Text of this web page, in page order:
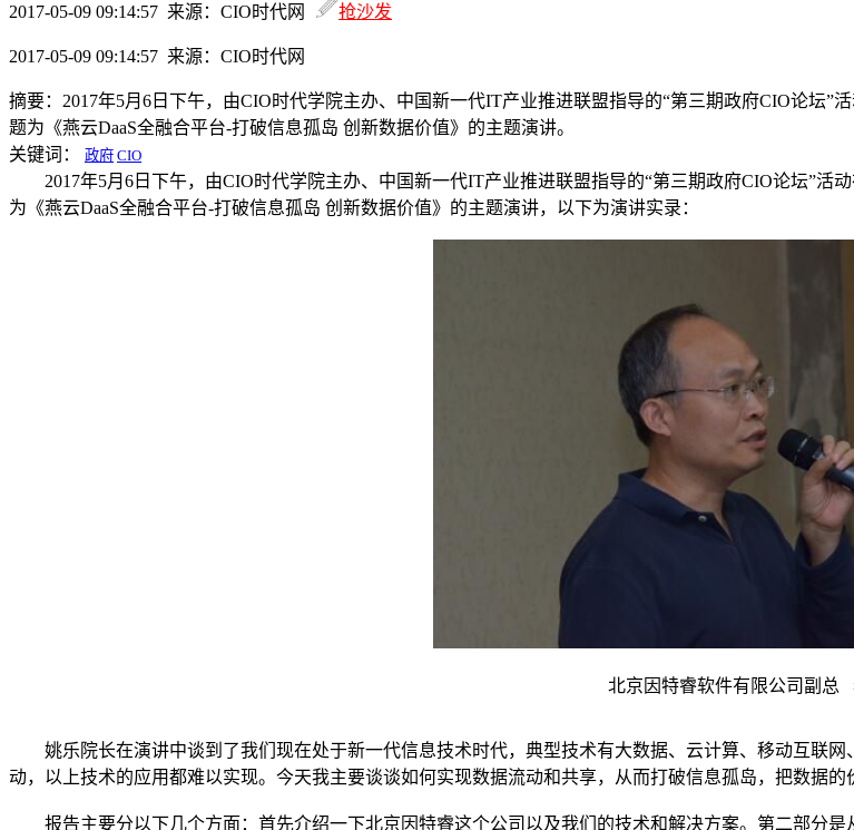
2017-05-09 09:14:57 来源：CIO时代网 抢沙发
2017-05-09 09:14:57 来源：CIO时代网
摘要： 2017年5月6日下午，由CIO时代学院主办、中国新一代IT产业推进联盟指导的“第三期政府CIO论坛
题为《燕云DaaS全融合平台-打破信息孤岛 创新数据价值》的主题演讲。
关键词：
政府 CIO
2017年5月6日下午，由CIO时代学院主办、中国新一代IT产业推进联盟指导的“第三期政府CIO论坛”活
为《燕云DaaS全融合平台-打破信息孤岛 创新数据价值》的主题演讲，以下为演讲实录：
北京因特睿软件有限公司副总
姚乐院长在演讲中谈到了我们现在处于新一代信息技术时代，典型技术有大数据、云计算、移动互联网
动，以上技术的应用都难以实现。今天我主要谈谈如何实现数据流动和共享，从而打破信息孤岛，把数据的
报告主要分以下几个方面：首先介绍一下北京因特睿这个公司以及我们的技术和解决方案。第二部分是